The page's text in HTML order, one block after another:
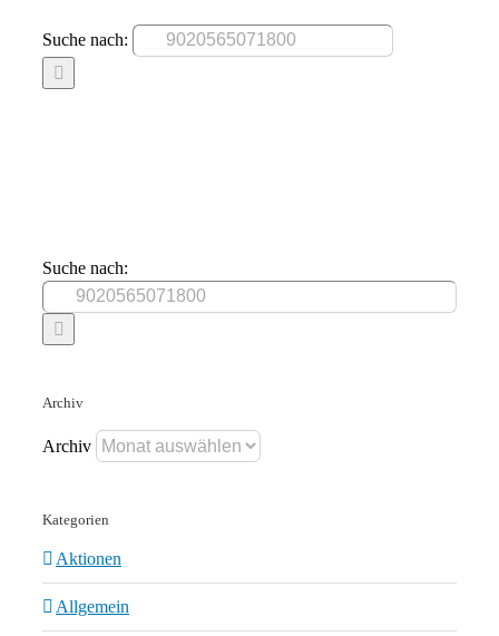
Suche nach:
Suche nach:
Archiv
Archiv
Kategorien
Aktionen
Allgemein